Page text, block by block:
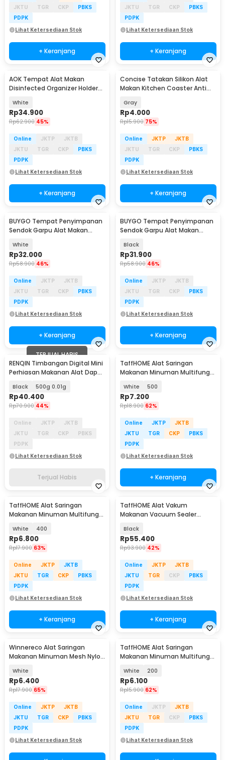
JKTU
TGR CKP
PBKS
PDPK
Lihat Ketersediaan Stok
+ Keranjang
JKTU
TGR CKP
PBKS
PDPK
Lihat Ketersediaan Stok
+ Keranjang
Baru
AOK Tempat Alat Makan
Disinfected Organizer Holder
White
Rp34.900
Rp62.900 45%
Online JKTP
JKTB
JKTU
TGR CKP
PBKS
PDPK
Lihat Ketersediaan Stok
+ Keranjang
Concise Tatakan Silikon Alat
Makan Kitchen Coaster Anti
Gray
Rp4.000
Rp15.900 75%
Online JKTP
JKTB
JKTU
TGR CKP
PBKS
PDPK
Lihat Ketersediaan Stok
+ Keranjang
BUYGO Tempat Penyimpanan
Sendok Garpu Alat Makan
White
Rp32.000
Rp58.900 46%
Online JKTP
JKTB
JKTU
TGR CKP
PBKS
PDPK
Lihat Ketersediaan Stok
+ Keranjang
BUYGO Tempat Penyimpanan
Sendok Garpu Alat Makan
Black
Rp31.900
Rp58.900 46%
Online JKTP
JKTB
JKTU
TGR CKP
PBKS
PDPK
Lihat Ketersediaan Stok
+ Keranjang
TERJUAL HABIS
RENQIN Timbangan Digital Mini
Perhiasan Makanan Alat Dapur
Black 500g 0.01g
Rp40.400
Rp70.900 44%
Online JKTP
JKTB
JKTU
TGR CKP
PBKS
PDPK
Lihat Ketersediaan Stok
Terjual Habis
TaffHOME Alat Saringan
Makanan Minuman Multifungsi
White 500
Rp7.200
Rp18.900 62%
Online JKTP
JKTB
JKTU
TGR CKP
PBKS
PDPK
Lihat Ketersediaan Stok
+ Keranjang
TaffHOME Alat Saringan
Makanan Minuman Multifungsi
White 400
Rp6.800
Rp17.900 63%
Online JKTP
JKTB
JKTU
TGR CKP
PBKS
PDPK
Lihat Ketersediaan Stok
+ Keranjang
TaffHOME Alat Vakum
Makanan Vacuum Sealer
YQ-688
Black
Rp55.400
Rp93.900 42%
Online JKTP
JKTB
JKTU
TGR CKP
PBKS
PDPK
Lihat Ketersediaan Stok
+ Keranjang
Winnereco Alat Saringan
Makanan Minuman Mesh Nylon
White
Rp6.400
Rp17.900 65%
Online JKTP
JKTB
JKTU
TGR CKP
PBKS
PDPK
Lihat Ketersediaan Stok
TaffHOME Alat Saringan
Makanan Minuman Multifungsi
White 200
Rp6.100
Rp15.900 62%
Online JKTP
JKTB
JKTU
TGR CKP
PBKS
PDPK
Lihat Ketersediaan Stok